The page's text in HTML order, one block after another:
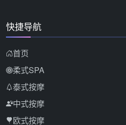
快捷导航
首页
柔式SPA
泰式按摩
中式按摩
欧式按摩